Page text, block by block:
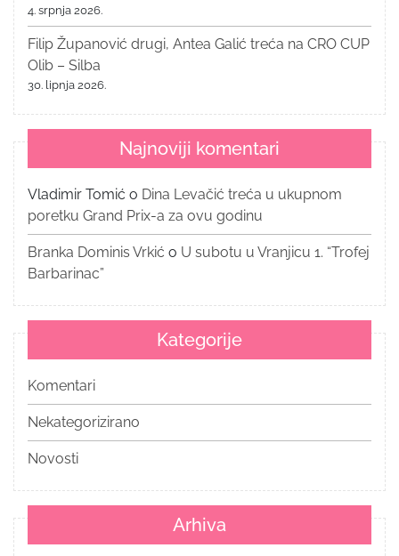
4. srpnja 2026.
Filip Županović drugi, Antea Galić treća na CRO CUP
Olib – Silba
30. lipnja 2026.
Najnoviji komentari
Vladimir Tomić o Dina Levačić treća u ukupnom
poretku Grand Prix-a za ovu godinu
Branka Dominis Vrkić o U subotu u Vranjicu 1. “Trofej
Barbarinac”
Kategorije
Komentari
Nekategorizirano
Novosti
Arhiva